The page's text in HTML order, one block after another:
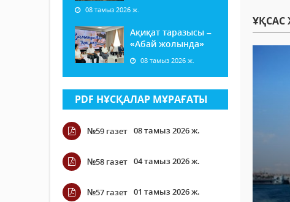
08 тамыз 2026 ж.
Ақиқат таразысы –
«Абай жолында»
08 тамыз 2026 ж.
PDF НҰСҚАЛАР МҰРАҒАТЫ
№59 газет 08 тамыз 2026 ж.
№58 газет 04 тамыз 2026 ж.
№57 газет 01 тамыз 2026 ж.